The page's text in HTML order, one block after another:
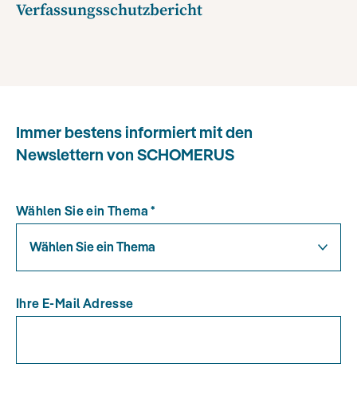
Verfassungsschutzbericht
Immer bestens informiert mit den
Newslettern von SCHOMERUS
Wählen Sie ein Thema *
Wählen Sie ein Thema
Ihre E-Mail Adresse